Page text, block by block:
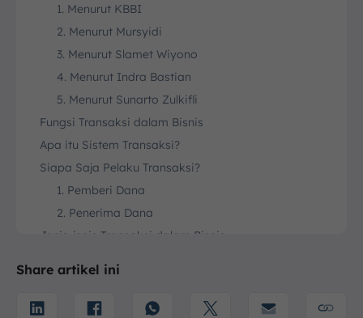
1. Menurut KBBI
2. Menurut Mursyidi
3. Menurut Slamet Wiyono
4. Menurut Indra Bastian
5. Menurut Sunarto Zulkifli
Fungsi Transaksi dalam Bisnis
Apa itu Sistem Transaksi?
Siapa Saja Pelaku Transaksi?
1. Pemberi Dana
2. Penerima Dana
Jenis-jenis Transaksi dalam Bisnis
3. Berdasarkan Tujuan
Share artikel ini